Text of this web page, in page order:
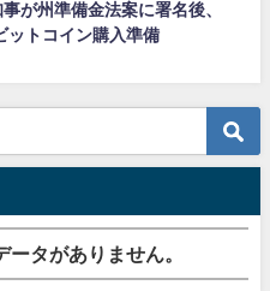
が州準備金法案に署名後、
ットコイン購入準備
タがありません。